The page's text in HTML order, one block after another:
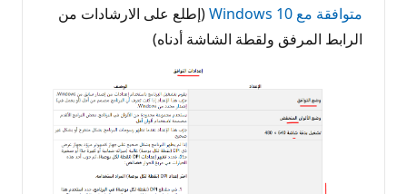
متوافقة مع Windows 10
(إطلع على الارشادات من
الرابط المرفق ولقطة الشاشة أدناه)